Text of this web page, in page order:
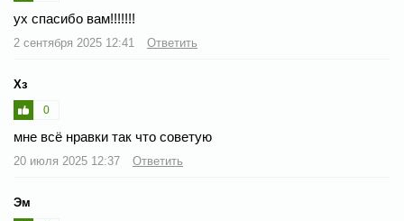
ух спасибо вам!!!!!!!
2 сентября 2025 12:41 Ответить
Хз
0
мне всё нравки так что советую
20 июля 2025 12:37 Ответить
Эм